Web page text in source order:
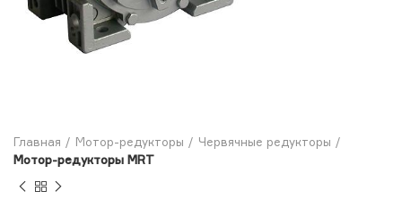
Главная Мотор-редукторы
Червячные редукторы
Мотор-редукторы MRT